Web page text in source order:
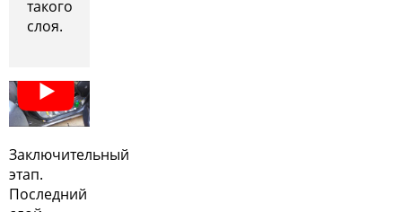
такого
слоя.
Заключительный
этап.
Последний